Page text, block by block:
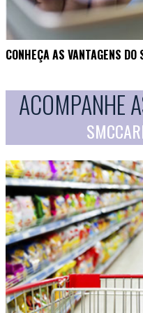
CONHEÇA AS VANTAGENS
ACOMPANHE